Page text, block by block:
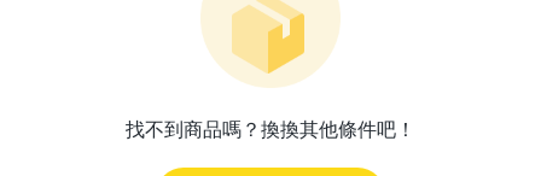
找不到商品嗎？換換其他條件吧！